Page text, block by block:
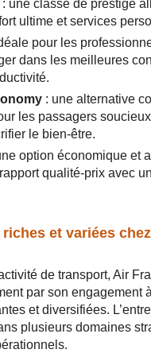
: une classe de prestige
ultime et services
pour les
dans les meilleures
: une alternative
les passagers
le bien-être.
option économique et
qualité-prix avec
et variées
de transport, Air
par son engagement
et diversifiées.
plusieurs domaines